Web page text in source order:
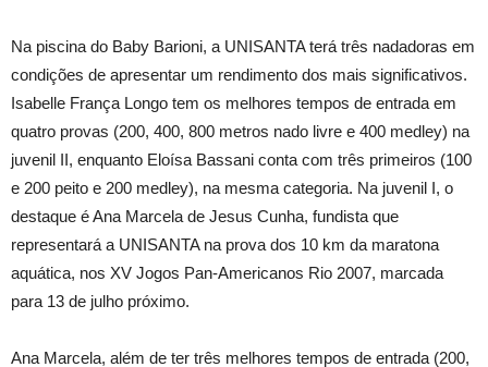
Na piscina do Baby Barioni, a UNISANTA terá três nadadoras em
condições de apresentar um rendimento dos mais significativos.
Isabelle França Longo tem os melhores tempos de entrada em
quatro provas (200, 400, 800 metros nado livre e 400 medley) na
juvenil II, enquanto Eloísa Bassani conta com três primeiros (100
e 200 peito e 200 medley), na mesma categoria. Na juvenil I, o
destaque é Ana Marcela de Jesus Cunha, fundista que
representará a UNISANTA na prova dos 10 km da maratona
aquática, nos XV Jogos Pan-Americanos Rio 2007, marcada
para 13 de julho próximo.
Ana Marcela, além de ter três melhores tempos de entrada (200,